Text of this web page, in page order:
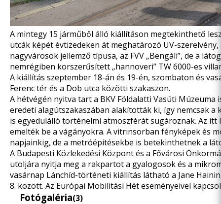
A mintegy 15 járműből álló kiállításon megtekinthető
utcák képét évtizedeken át meghatározó UV-
nagyvárosok jellemző típusa, az FVV „Bengáli”, de a
nemrégiben korszerűsített „hannoveri” TW 6000-es
A kiállítás szeptember 18-án és 19-én, szombaton és
Ferenc tér és a Dob utca közötti szakaszon.
A hétvégén nyitva tart a BKV Földalatti Vasúti
eredeti alagútszakaszában alakították ki, így nemcsak
is egyedülálló történelmi atmoszférát sugároznak. Az
emelték be a vágányokra. A vitrinsorban fényképek és
napjainkig, de a metróépítésekbe is betekinthetnek a
A Budapesti Közlekedési Központ és a Fővárosi
utoljára nyitja meg a rakpartot a gyalogosok és a
vasárnap Lánchíd-történeti kiállítás látható a Jane
8. között. Az Európai Mobilitási Hét eseményeivel
Fotógaléria(3)